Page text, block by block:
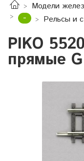
Модели
- Рельсы и
PIKO
прямые